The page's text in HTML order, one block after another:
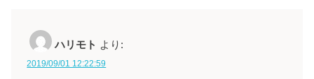
ハリモト より:
2019/09/01 12:22:59